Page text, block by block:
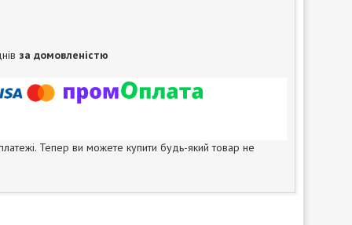
за домовленістю
Тепер ви можете купити будь-який товар не